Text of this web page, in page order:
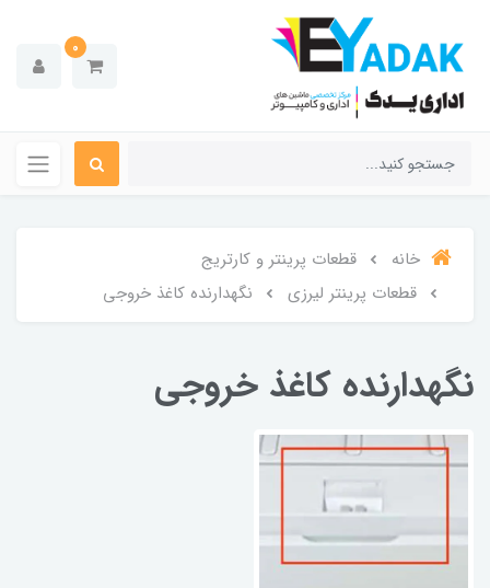
0
خانه
قطعات پرینتر و کارتریج
قطعات پرینتر لیرزی
نگهدارنده کاغذ خروجی
نگهدارنده کاغذ خروجی